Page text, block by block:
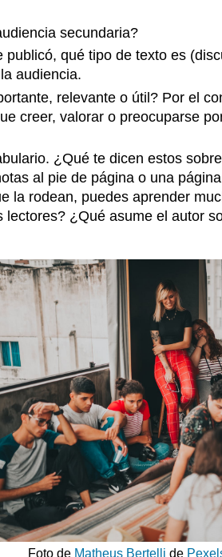
secundaria?
qué tipo de texto es
audiencia.
relevante o útil? Por el
creer, valorar o preocuparse
¿Qué te dicen estos
al pie de página o una
la rodean, puedes aprender
¿Qué asume el autor
Foto de Matheus Bertelli de